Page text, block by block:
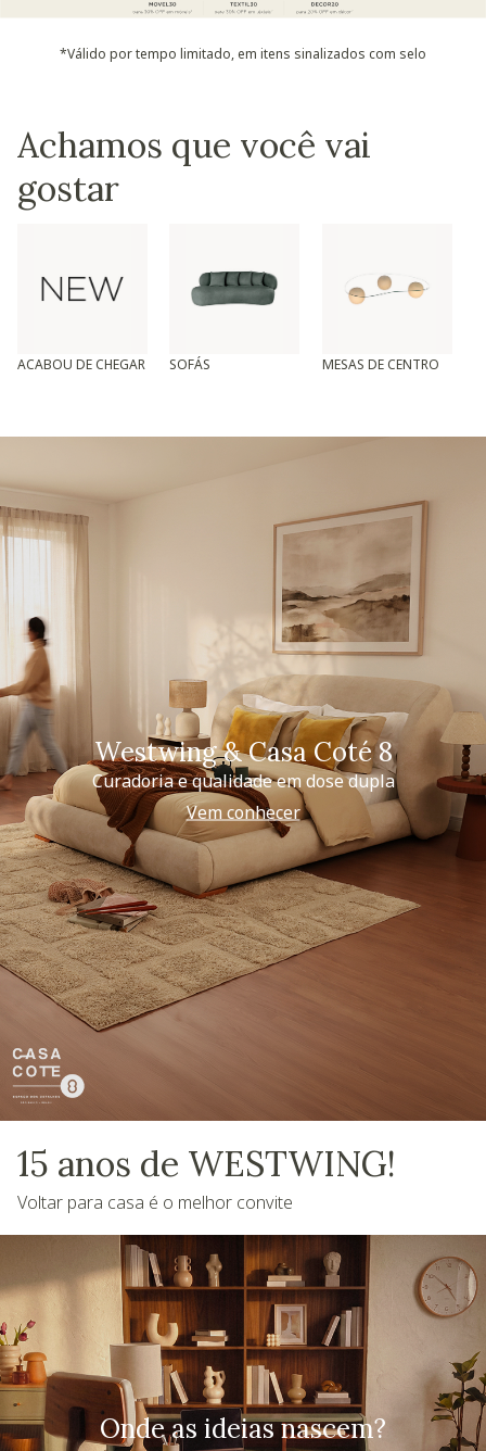
*Válido por tempo limitado, em itens sinalizados com selo
Achamos que você vai
gostar
ACABOU DE CHEGAR SOFÁS MESAS DE CENTRO
Westwing & Casa Coté 8
Curadoria e qualidade em dose dupla
Vem conhecer
15 anos de WESTWING!
Voltar para casa é o melhor convite
Onde as ideias nascem?